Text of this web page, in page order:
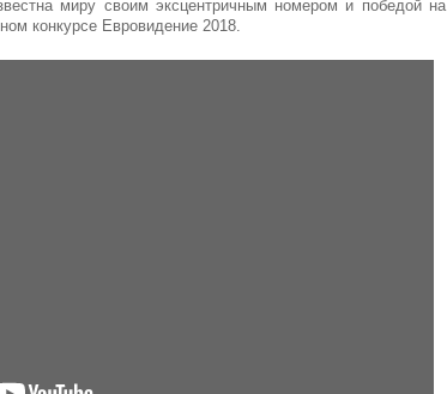
миру своим эксцентричным номером и победой на
конкурсе Евровидение 2018.